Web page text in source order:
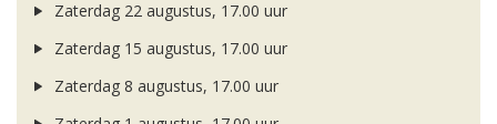
Zaterdag 22 augustus, 17.00 uur
Zaterdag 15 augustus, 17.00 uur
Zaterdag 8 augustus, 17.00 uur